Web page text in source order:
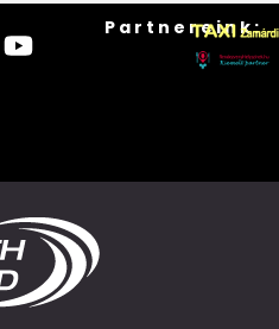
Partnereink: